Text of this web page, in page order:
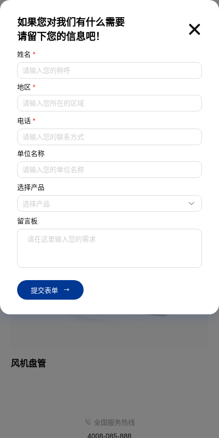
如果您对我们有什么需要
请留下您的信息吧！
姓名 *
地区 *
电话 *
单位名称
选择产品
选择产品
留言板
提交表单
末端设备系列
青风环境目前已形成了以磁悬浮系列产品为核心，工业辅机和工
农业特种空调并行发展的产品阵列。高效节能，引领行业。
主机 工业辅机 行业特种专用机 末端设备系列
风机盘管
全国服务热线
4008-085-888